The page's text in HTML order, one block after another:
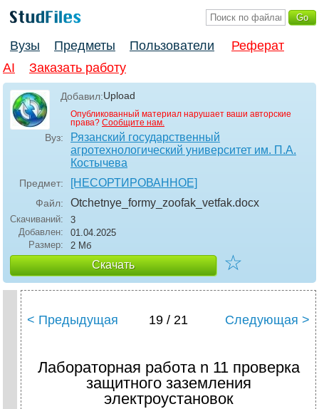
Вузы Предметы Пользователи
Реферат
AI
Заказать работу
Добавил:Upload
Опубликованный материал нарушает ваши авторские
права? Сообщите нам.
Вуз:
Рязанский государственный
агротехнологический университет им. П.А.
Костычева
Предмет: [НЕСОРТИРОВАННОЕ]
Файл: Otchetnye_formy_zoofak_vetfak.docx
Скачиваний:
3
Добавлен:
01.04.2025
Размер:
2 Мб
Скачать ☆
< Предыдущая 19 / 21 Следующая >
Лабораторная работа n 11 проверка
защитного заземления
электроустановок